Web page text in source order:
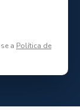
a Política de